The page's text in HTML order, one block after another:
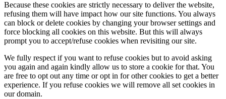
Because these cookies are strictly necessary to deliver the website,
refusing them will have impact how our site functions. You always
can block or delete cookies by changing your browser settings and
force blocking all cookies on this website. But this will always
prompt you to accept/refuse cookies when revisiting our site.
We fully respect if you want to refuse cookies but to avoid asking
you again and again kindly allow us to store a cookie for that. You
are free to opt out any time or opt in for other cookies to get a better
experience. If you refuse cookies we will remove all set cookies in
our domain.